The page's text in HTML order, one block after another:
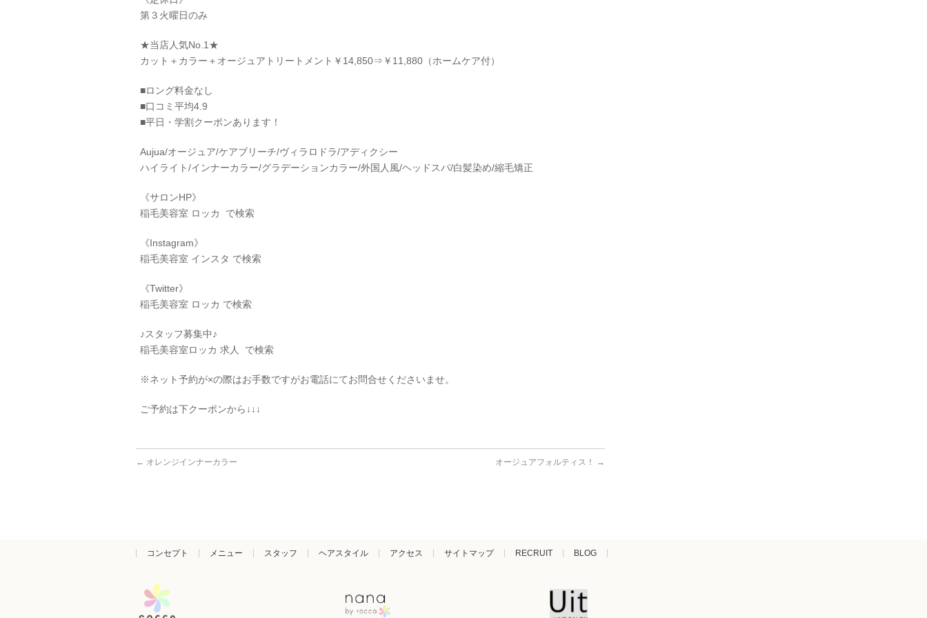
第３火曜日のみ
★当店人気No.1★
カット＋カラー＋オージュアトリートメント￥14,850⇒￥11,880（ホームケア付）
■ロング料金なし
■口コミ平均4.9
■平日・学割クーポンあります！
Aujua/オージュア/ケアブリーチ/ヴィラロドラ/アディクシー
ハイライト/インナーカラー/グラデーションカラー/外国人風/ヘッドスパ/白髪染め/縮毛矯正
《サロンHP》
稲毛美容室 ロッカ で検索
《Instagram》
稲毛美容室 インスタ で検索
《Twitter》
稲毛美容室 ロッカ で検索
♪スタッフ募集中♪
稲毛美容室ロッカ 求人 で検索
※ネット予約が×の際はお手数ですがお電話にてお問合せくださいませ。
ご予約は下クーポンから↓↓↓
← オレンジインナーカラー オージュアフォルティス！ →
コンセプト メニュー スタッフ ヘアスタイル アクセス サイトマップ RECRUIT BLOG